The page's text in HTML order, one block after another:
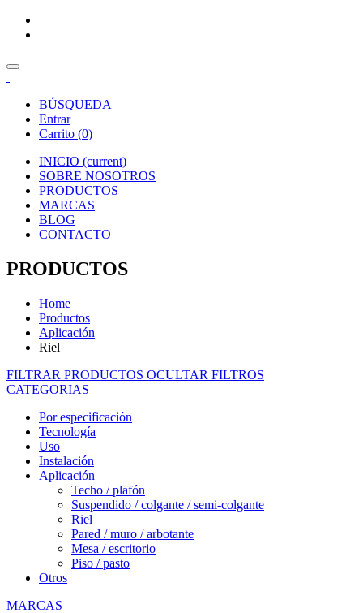
BÚSQUEDA
Entrar
Carrito (0)
INICIO (current)
SOBRE NOSOTROS
PRODUCTOS
MARCAS
BLOG
CONTACTO
PRODUCTOS
Home
Productos
Aplicación
Riel
FILTRAR PRODUCTOS OCULTAR FILTROS
CATEGORIAS
Por especificación
Tecnología
Uso
Instalación
Aplicación
Techo / plafón
Suspendido / colgante / semi-colgante
Riel
Pared / muro / arbotante
Mesa / escritorio
Piso / pasto
Otros
MARCAS